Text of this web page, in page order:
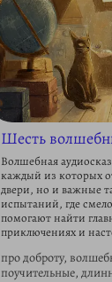
Шесть
Волшебная
каждый из которых
двери, но и важные
испытаний, где
помогают найти
приключениях и
про доброту,
поучительные,